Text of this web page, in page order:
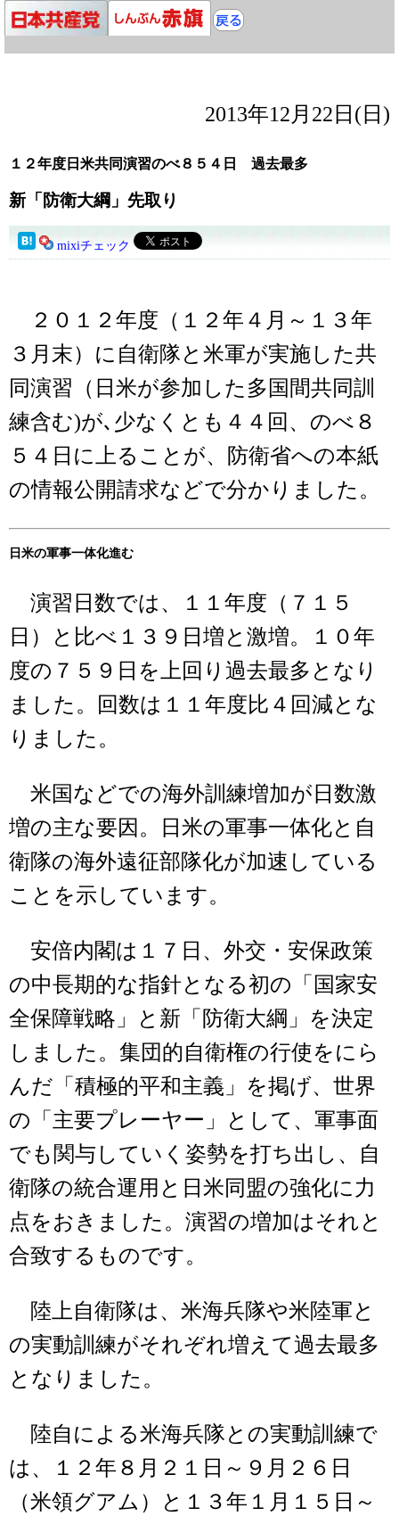
2013年12月22日(日)
１２年度日米共同演習のべ８５４日 過去最多
新「防衛大綱」先取り
mixiチェック
２０１２年度（１２年４月～１３年
３月末）に自衛隊と米軍が実施した共
同演習（日米が参加した多国間共同訓
練含む)が､少なくとも４４回、のべ８
５４日に上ることが、防衛省への本紙
の情報公開請求などで分かりました。
日米の軍事一体化進む
演習日数では、１１年度（７１５
日）と比べ１３９日増と激増。１０年
度の７５９日を上回り過去最多となり
ました。回数は１１年度比４回減とな
りました。
米国などでの海外訓練増加が日数激
増の主な要因。日米の軍事一体化と自
衛隊の海外遠征部隊化が加速している
ことを示しています。
安倍内閣は１７日、外交・安保政策
の中長期的な指針となる初の「国家安
全保障戦略」と新「防衛大綱」を決定
しました。集団的自衛権の行使をにら
んだ「積極的平和主義」を掲げ、世界
の「主要プレーヤー」として、軍事面
でも関与していく姿勢を打ち出し、自
衛隊の統合運用と日米同盟の強化に力
点をおきました。演習の増加はそれと
合致するものです。
陸上自衛隊は、米海兵隊や米陸軍と
の実動訓練がそれぞれ増えて過去最多
となりました。
陸自による米海兵隊との実動訓練で
は、１２年８月２１日～９月２６日
（米領グアム）と１３年１月１５日～